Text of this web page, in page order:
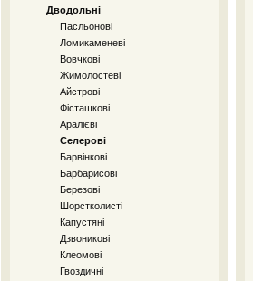
Дводольні
Пасльонові
Ломикаменеві
Вовчкові
Жимолостеві
Айстрові
Фісташкові
Аралієві
Селерові
Барвінкові
Барбарисові
Березові
Шорстколисті
Капустяні
Дзвоникові
Клеомові
Гвоздичні